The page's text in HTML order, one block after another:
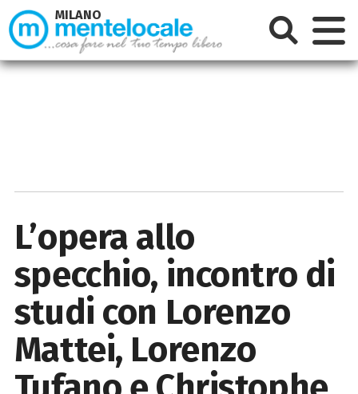
L’opera allo
specchio, incontro di
studi con Lorenzo
Mattei, Lorenzo
MILANO